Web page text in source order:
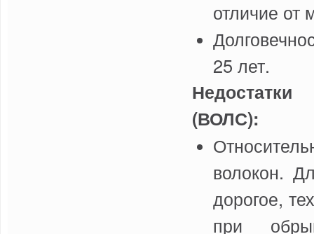
отличие от
25 лет.
(ВОЛС):
волокон.
дорогое,
при